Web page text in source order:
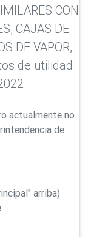
CON
CAJAS DE
DE VAPOR,
de utilidad
actualmente no
de
arriba)